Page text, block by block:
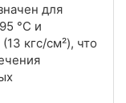
для
°С и
кгс/см²), что